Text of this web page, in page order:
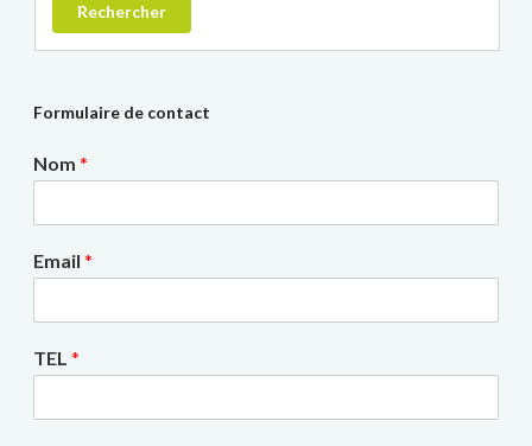
Rechercher
Formulaire de contact
Nom *
Email *
TEL *